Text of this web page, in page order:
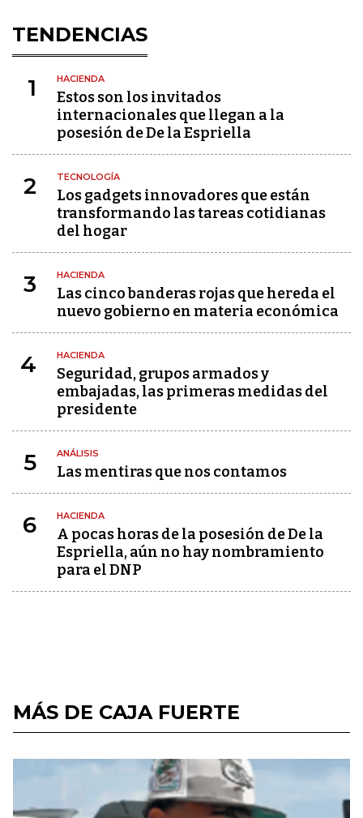
TENDENCIAS
1 HACIENDA
Estos son los invitados
internacionales que llegan a la
posesión de De la Espriella
2 TECNOLOGÍA
Los gadgets innovadores que están
transformando las tareas cotidianas
del hogar
3 HACIENDA
Las cinco banderas rojas que hereda el
nuevo gobierno en materia económica
4 HACIENDA
Seguridad, grupos armados y
embajadas, las primeras medidas del
presidente
5 ANÁLISIS
Las mentiras que nos contamos
6 HACIENDA
A pocas horas de la posesión de De la
Espriella, aún no hay nombramiento
para el DNP
MÁS DE CAJA FUERTE